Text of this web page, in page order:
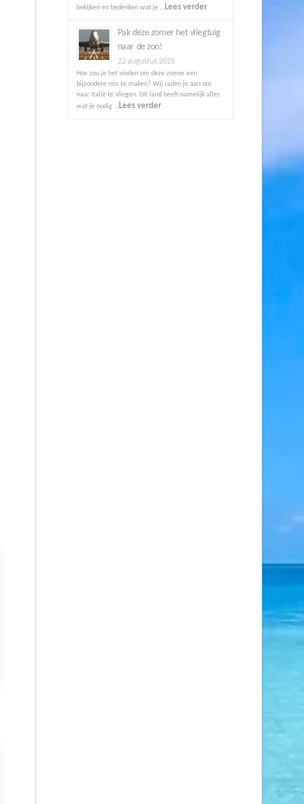
bekijken en bedenken wat je …Lees verder
Pak deze zomer het vliegtuig
naar de zon!
22 augustus 2025
Hoe zou je het vinden om deze zomer een
bijzondere reis te maken? Wij raden je aan om
naar Italië te vliegen. Dit land heeft namelijk alles
wat je nodig …Lees verder